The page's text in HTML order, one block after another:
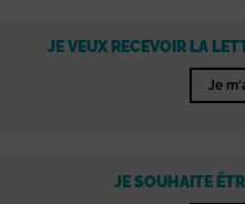
JE VEUX RECEVOIR LA
Je
JE SOUHAITE